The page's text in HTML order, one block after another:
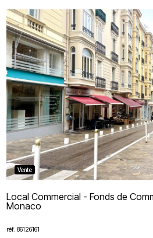
Vente
Local Commercial - Fonds de
Monaco
réf: 86126161